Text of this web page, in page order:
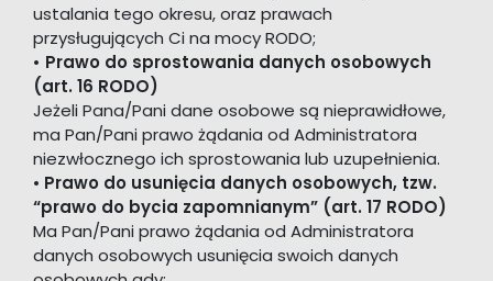
ustalania tego okresu, oraz prawach
przysługujących Ci na mocy RODO;
• Prawo do sprostowania danych osobowych
(art. 16 RODO)
Jeżeli Pana/Pani dane osobowe są nieprawidłowe,
ma Pan/Pani prawo żądania od Administratora
niezwłocznego ich sprostowania lub uzupełnienia.
• Prawo do usunięcia danych osobowych, tzw.
“prawo do bycia zapomnianym” (art. 17 RODO)
Ma Pan/Pani prawo żądania od Administratora
danych osobowych usunięcia swoich danych